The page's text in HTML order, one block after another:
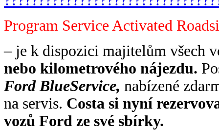
Program Service Activated
– je k dispozici majitelům všech
nebo kilometrového nájezdu.
Ford BlueService, nabízené
na servis. Costa si nyní
vozů Ford ze své sbírky.